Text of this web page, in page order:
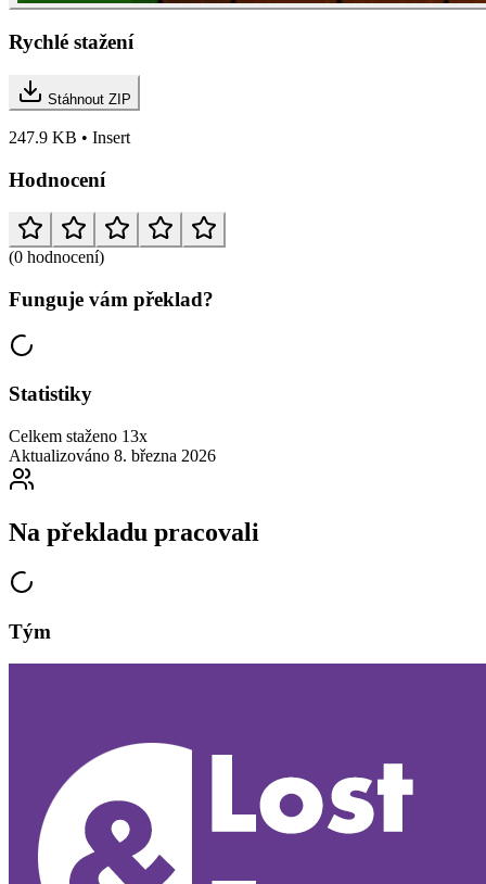
Rychlé stažení
Stáhnout ZIP
247.9 KB • Insert
Hodnocení
(0 hodnocení)
Funguje vám překlad?
Statistiky
Celkem staženo 13x
Aktualizováno 8. března 2026
Na překladu pracovali
Tým